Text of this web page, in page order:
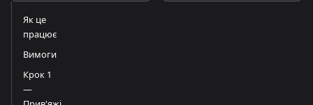
Як це
працює
Вимоги
Крок 1
—